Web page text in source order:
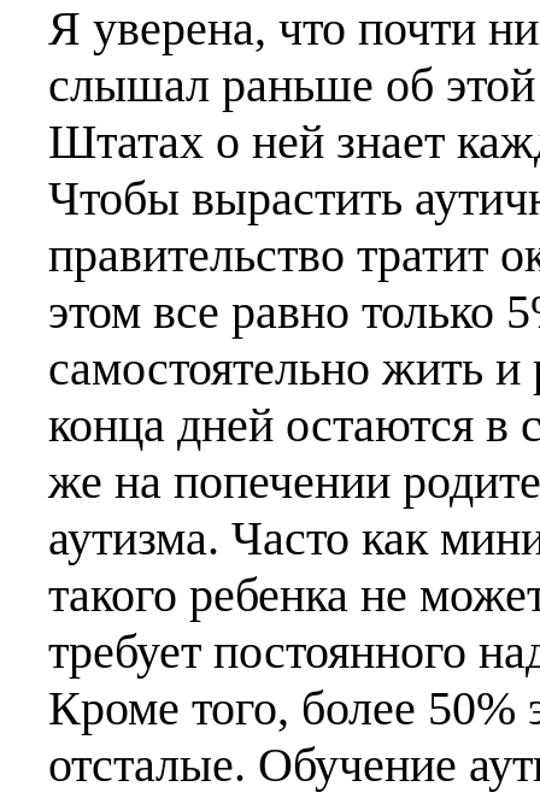
Я уверена, что почти
слышал раньше об
Штатах о ней знает
Чтобы вырастить
правительство тратит
этом все равно только
самостоятельно жить
конца дней остаются в
же на попечении
аутизма. Часто как
такого ребенка не
требует постоянного
Кроме того, более 50%
отсталые. Обучение